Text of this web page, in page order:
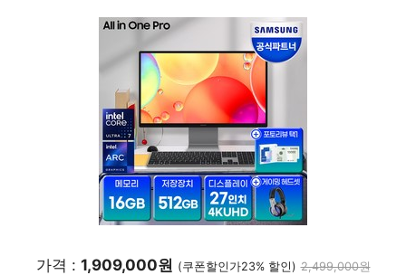
가격 : 1,909,000원 (쿠폰할인가23% 할인) 2,499,000원